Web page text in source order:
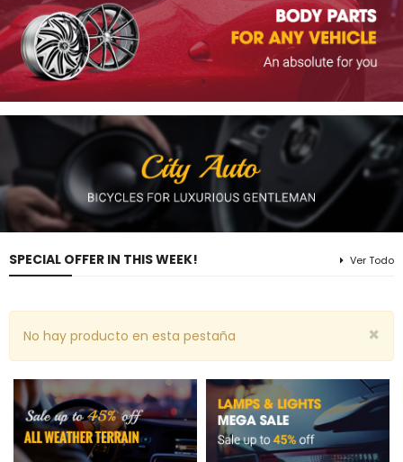
SPECIAL OFFER IN THIS WEEK! Ver Todo
×
No hay producto en esta pestaña